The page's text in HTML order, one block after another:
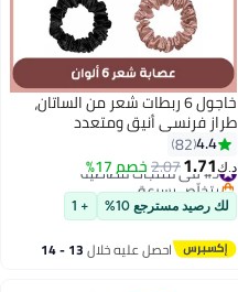
خاجول 6 ربطات شعر من الساتان،
طراز فرنسي أنيق ومتعدد
الاستخدامات
4.4
82
د.ك‏1.71
2.07خصم 17% #5 في منتجات مطاطية
بتخلّص بسرعة
#5 في منتجات مطاطية
لك رصيد مسترجع 10% + 1
احصل عليه خلال 13 - 14